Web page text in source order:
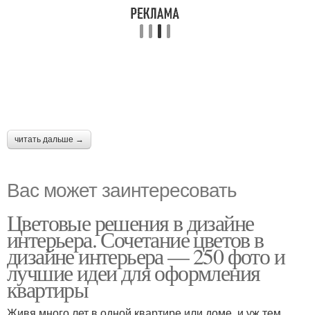
читать дальше →
Вас может заинтересовать
Цветовые решения в дизайне
интерьера. Сочетание цветов в
дизайне интерьера — 250 фото и
лучшие идеи для оформления
квартиры